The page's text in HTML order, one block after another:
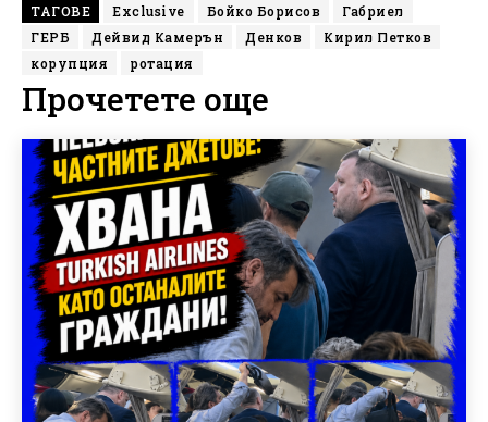
ТАГОВЕ Exclusive Бойко Борисов
Габриел
ГЕРБ
Дейвид Камерън Денков
Кирил Петков
корупция
ротация
Прочетете още